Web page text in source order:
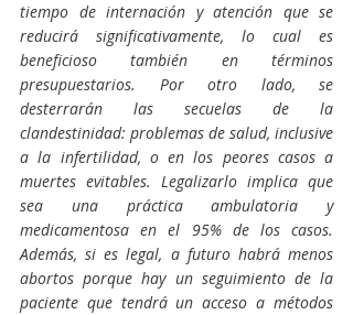
tiempo de internación y atención que se
reducirá significativamente, lo cual es
beneficioso también en términos
presupuestarios. Por otro lado, se
desterrarán las secuelas de la
clandestinidad: problemas de salud, inclusive
a la infertilidad, o en los peores casos a
muertes evitables. Legalizarlo implica que
sea una práctica ambulatoria y
medicamentosa en el 95% de los casos.
Además, si es legal, a futuro habrá menos
abortos porque hay un seguimiento de la
paciente que tendrá un acceso a métodos